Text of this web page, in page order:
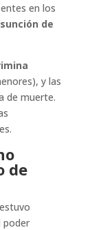
en los
de
y las
de muerte.
de
poder